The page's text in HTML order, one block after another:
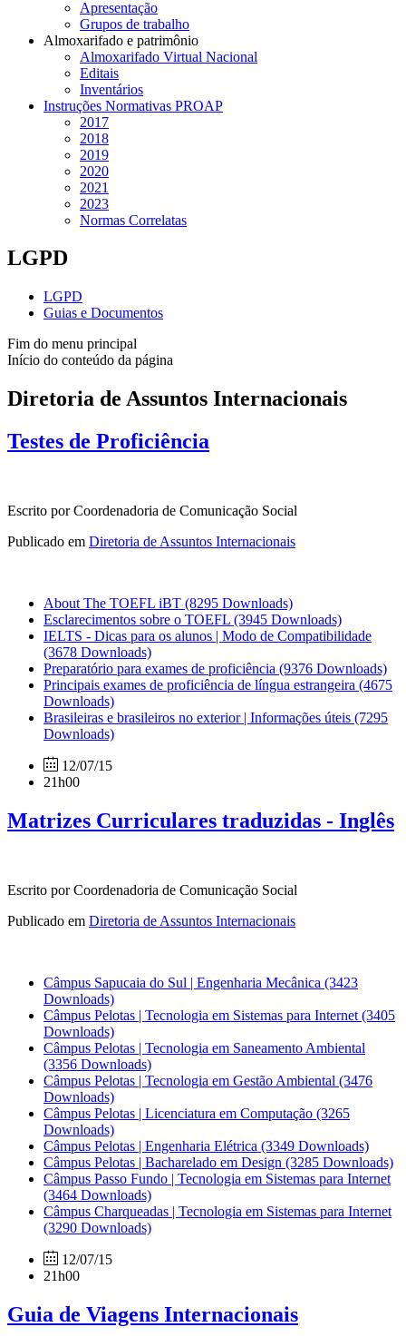
Apresentação
Grupos de trabalho
Almoxarifado e patrimônio
Almoxarifado Virtual Nacional
Editais
Inventários
Instruções Normativas PROAP
2017
2018
2019
2020
2021
2023
Normas Correlatas
LGPD
LGPD
Guias e Documentos
Fim do menu principal
Início do conteúdo da página
Diretoria de Assuntos Internacionais
Testes de Proficiência
Escrito por Coordenadoria de Comunicação Social
Publicado em Diretoria de Assuntos Internacionais
About The TOEFL iBT (8295 Downloads)
Esclarecimentos sobre o TOEFL (3945 Downloads)
IELTS - Dicas para os alunos | Modo de Compatibilidade
(3678 Downloads)
Preparatório para exames de proficiência (9376 Downloads)
Principais exames de proficiência de língua estrangeira (4675
Downloads)
Brasileiras e brasileiros no exterior | Informações úteis (7295
Downloads)
12/07/15
21h00
Matrizes Curriculares traduzidas - Inglês
Escrito por Coordenadoria de Comunicação Social
Publicado em Diretoria de Assuntos Internacionais
Câmpus Sapucaia do Sul | Engenharia Mecânica (3423
Downloads)
Câmpus Pelotas | Tecnologia em Sistemas para Internet (3405
Downloads)
Câmpus Pelotas | Tecnologia em Saneamento Ambiental
(3356 Downloads)
Câmpus Pelotas | Tecnologia em Gestão Ambiental (3476
Downloads)
Câmpus Pelotas | Licenciatura em Computação (3265
Downloads)
Câmpus Pelotas | Engenharia Elétrica (3349 Downloads)
Câmpus Pelotas | Bacharelado em Design (3285 Downloads)
Câmpus Passo Fundo | Tecnologia em Sistemas para Internet
(3464 Downloads)
Câmpus Charqueadas | Tecnologia em Sistemas para Internet
(3290 Downloads)
12/07/15
21h00
Guia de Viagens Internacionais